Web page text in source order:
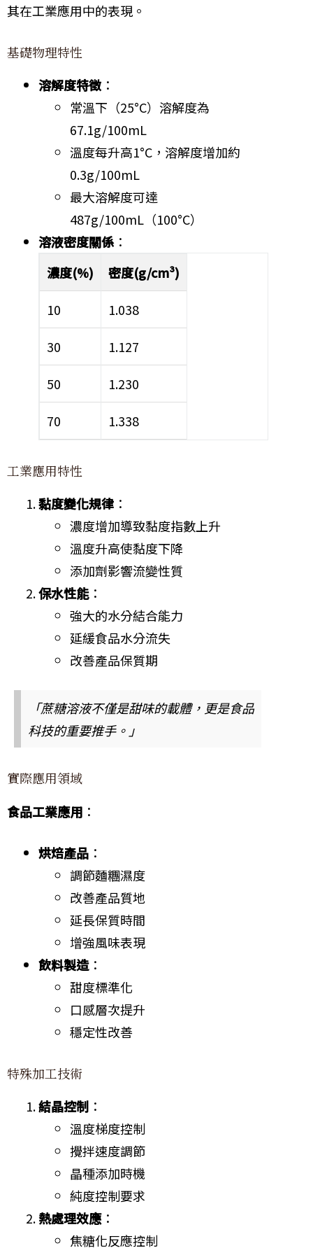
其在工業應用中的表現。
基礎物理特性
溶解度特徵 ：
常溫下（25°C）溶解度為
67.1g/100mL
溫度每升高1°C，溶解度增加約
0.3g/100mL
最大溶解度可達
487g/100mL（100°C）
溶液密度關係：
濃度(%)
密度(g/cm³)
10 1.038
30 1.127
50 1.230
70 1.338
工業應用特性
黏度變化規律 ：
濃度增加導致黏度指數上升
溫度升高使黏度下降
添加劑影響流變性質
保水性能：
強大的水分結合能力
延緩食品水分流失
改善產品保質期
「蔗糖溶液不僅是甜味的載體，更是食品
科技的重要推手。」
實際應用領域
食品工業應用 ：
烘焙產品 ：
調節麵糰濕度
改善產品質地
延長保質時間
增強風味表現
飲料製造：
甜度標準化
口感層次提升
穩定性改善
特殊加工技術
結晶控制 ：
溫度梯度控制
攪拌速度調節
晶種添加時機
純度控制要求
熱處理效應：
焦糖化反應控制